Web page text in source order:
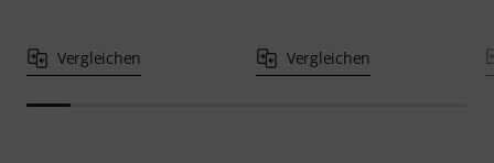
Vergleichen Vergleichen